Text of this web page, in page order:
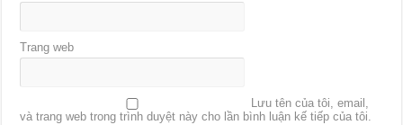
Trang web
Lưu tên của tôi, email,
và trang web trong trình duyệt này cho lần bình luận kế tiếp của tôi.